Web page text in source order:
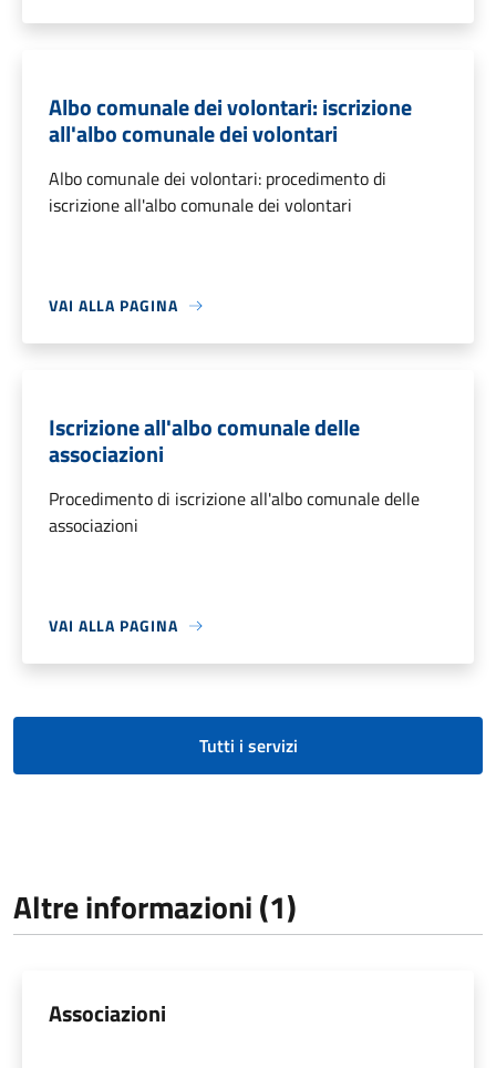
Albo comunale dei volontari: iscrizione
all'albo comunale dei volontari
Albo comunale dei volontari: procedimento di
iscrizione all'albo comunale dei volontari
VAI ALLA PAGINA
Iscrizione all'albo comunale delle
associazioni
Procedimento di iscrizione all'albo comunale delle
associazioni
VAI ALLA PAGINA
Tutti i servizi
Altre informazioni (1)
Associazioni